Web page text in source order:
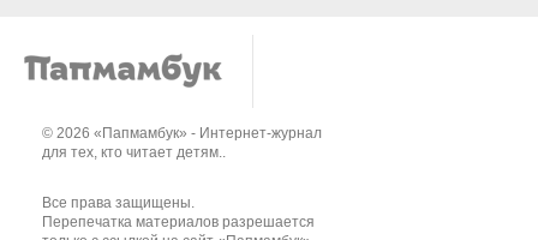
© 2026 «Папмамбук» - Интернет-журнал
для тех, кто читает детям..
Все права защищены.
Перепечатка материалов разрешается